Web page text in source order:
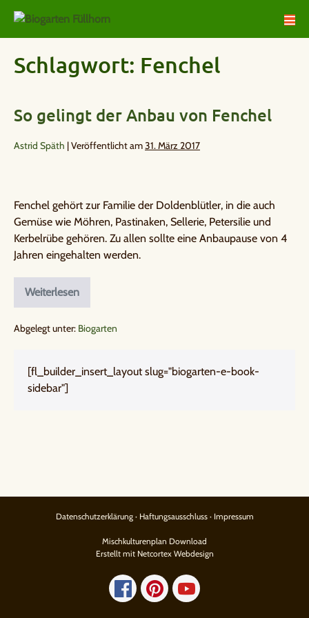
Schlagwort: Fenchel
So gelingt der Anbau von Fenchel
Astrid Späth |Veröffentlicht am31. März 2017
Fenchel gehört zur Familie der Doldenblütler, in die auch
Gemüse wie Möhren, Pastinaken, Sellerie, Petersilie und
Kerbelrübe gehören. Zu allen sollte eine Anbaupause von 4
Jahren eingehalten werden.
Weiterlesen
Abgelegt unter: Biogarten
[fl_builder_insert_layout slug="biogarten-e-book-
sidebar"]
Datenschutzerklärung· Haftungsausschluss· Impressum
Mischkulturenplan Download
Erstellt mit Netcortex Webdesign